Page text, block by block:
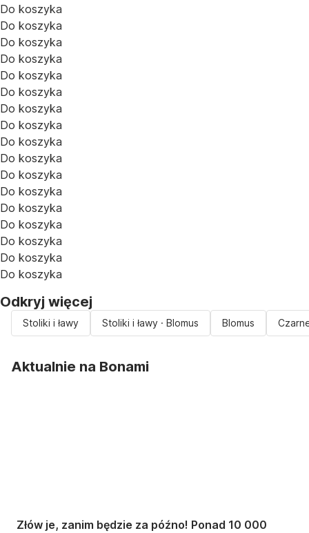
Do koszyka
Do koszyka
Do koszyka
Do koszyka
Do koszyka
Do koszyka
Do koszyka
Do koszyka
Do koszyka
Do koszyka
Do koszyka
Do koszyka
Do koszyka
Do koszyka
Do koszyka
Do koszyka
Do koszyka
Odkryj więcej
Stoliki i ławy Stoliki i ławy · Blomus Blomus
Aktualnie na Bonami
Złów je, zanim będzie za późno! Ponad 10 000